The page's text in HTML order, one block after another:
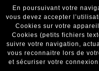
THE
Hifi Sound
50's/
En poursuivant votre
vous devez accepter
Cookies sur votre
Cookies (petits fichiers
suivre votre navigation,
vous reconnaitre lors de
et sécuriser votre